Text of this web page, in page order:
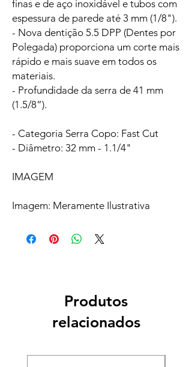
finas e de aço inoxidável e tubos com
espessura de parede até 3 mm (1/8").
- Nova dentição 5.5 DPP (Dentes por
Polegada) proporciona um corte mais
rápido e mais suave em todos os
materiais.
- Profundidade da serra de 41 mm
(1.5/8”).
- Categoria Serra Copo: Fast Cut
- Diâmetro: 32 mm - 1.1/4"
IMAGEM
Imagem: Meramente Ilustrativa
Produtos
relacionados